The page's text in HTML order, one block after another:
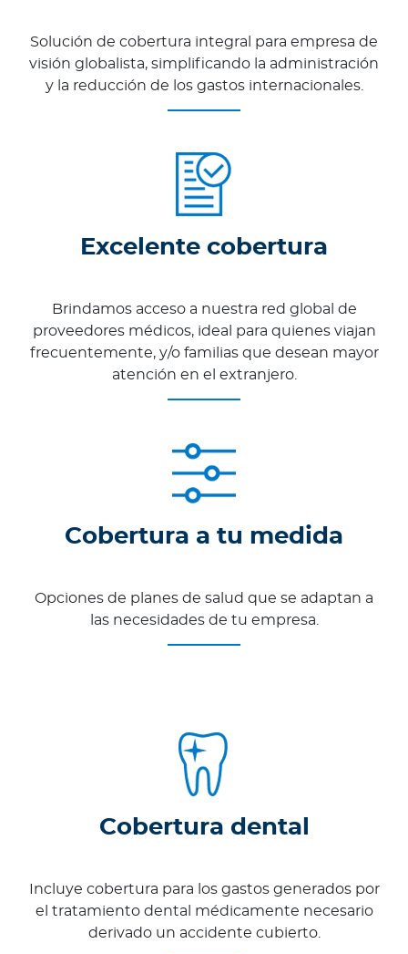
Solución de cobertura integral para empresa de
visión globalista, simplificando la administración
y la reducción de los gastos internacionales.
Excelente cobertura
Brindamos acceso a nuestra red global de
proveedores médicos, ideal para quienes viajan
frecuentemente, y/o familias que desean mayor
atención en el extranjero.
Cobertura a tu medida
Opciones de planes de salud que se adaptan a
las necesidades de tu empresa.
Cobertura dental
Incluye cobertura para los gastos generados por
el tratamiento dental médicamente necesario
derivado un accidente cubierto.